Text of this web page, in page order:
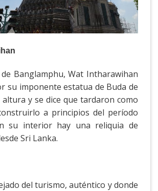
Banglamphu, Wat Intharawihan
su imponente estatua de Buda de
y se dice que tardaron como
a principios del período
su interior hay una reliquia de
Sri Lanka.
del turismo, auténtico y donde